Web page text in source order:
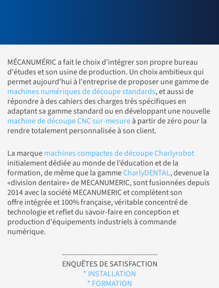
MÉCANUMÉRIC a fait le choix d'intégrer son propre bureau
d'études et son usine de production. Un choix ambitieux qui
permet aujourd'hui à l'entreprise de proposer une gamme de
machines numériques de découpe standards, et aussi de
répondre à des cahiers des charges très spécifiques en
adaptant sa gamme standard ou en développant une nouvelle
machine de découpe CNC sur-mesureà partir de zéro pour la
rendre totalement personnalisée à son client.
La marquemachines compactes de découpe Charlyrobot
initialement dédiée au monde de l’éducation et de la
formation, de même que la gammeCharlyDENTAL, devenue la
«division dentaire» de MECANUMERIC, sont fusionnées depuis
2014 avec la société MECANUMERIC et complètent son
offre intégrée et 100% française, véritable concentré de
technologie et reflet du savoir-faire en conception et
production d'équipements industriels à commande
numérique.
---------------------------------------
ENQUÊTES DE SATISFACTION
* INSTALLATION
* FORMATION